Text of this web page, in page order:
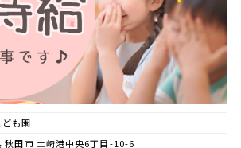
も園
秋田市 土崎港中央6丁目-10-6